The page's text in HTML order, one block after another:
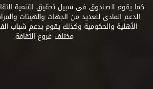
كما يقوم الصندوق فى سبيل تحقيق التنمية
الدعم المادى للعديد من الجهات والهيئات
الأهلية والحكومية وكذلك يقوم بدعم شباب
مختلف فروع الثقافة.